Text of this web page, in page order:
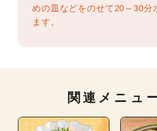
めの皿などをのせて20～30分
ます。
関連メニュ